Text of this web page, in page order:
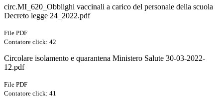
circ.MI_620_Obblighi vaccinali a carico del personale della scuola
Decreto legge 24_2022.pdf
File PDF
Contatore click: 42
Circolare isolamento e quarantena Ministero Salute 30-03-2022-
12.pdf
File PDF
Contatore click: 41